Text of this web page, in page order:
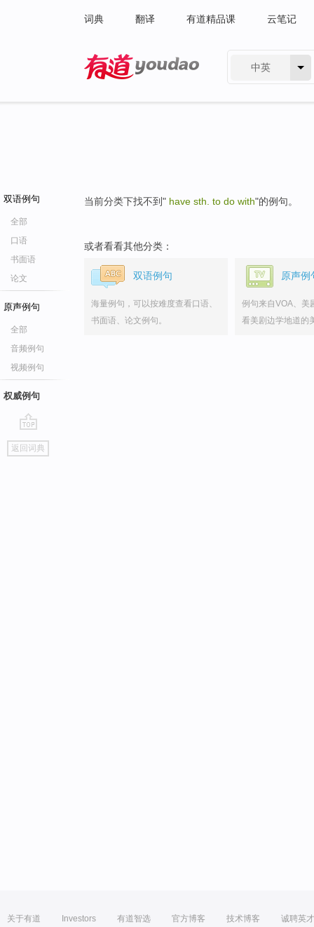
词典 翻译 有道精品课 云笔记
中英
双语例句
全部
口语
书面语
论文
原声例句
全部
音频例句
视频例句
权威例句
go
top
返回词典
当前分类下找不到" have sth. to do with"的例句。
或者看看其他分类：
双语例句
海量例句，可以按难度查看口语、
书面语、论文例句。
原声例
例句来自VOA、美
看美剧边学地道的
关于有道 Investors 有道智选 官方博客 技术博客 诚聘英才